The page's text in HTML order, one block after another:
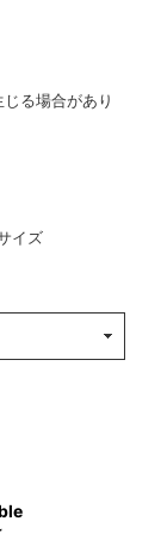
る場合があり
イズ